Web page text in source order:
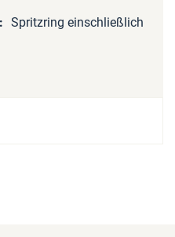
Spritzring einschließlich